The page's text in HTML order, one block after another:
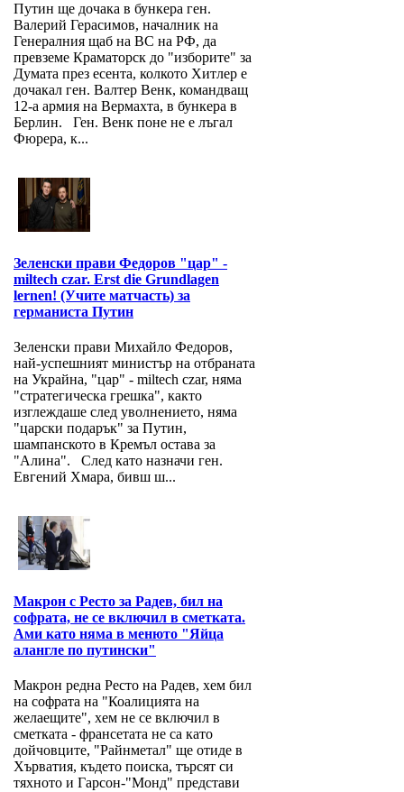
Путин ще дочака в бункера ген.
Валерий Герасимов, началник на
Генералния щаб на ВС на РФ, да
превземе Краматорск до "изборите" за
Думата през есента, колкото Хитлер е
дочакал ген. Валтер Венк, командващ
12-а армия на Вермахта, в бункера в
Берлин. Ген. Венк поне не е лъгал
Фюрера, к...
Зеленски прави Федоров "цар" -
miltech czar. Erst die Grundlagen
lernen! (Учите матчасть) за
германиста Путин
Зеленски прави Михайло Федоров,
най-успешният министър на отбраната
на Украйна, "цар" - miltech czar, няма
"стратегическа грешка", както
изглеждаше след уволнението, няма
"царски подарък" за Путин,
шампанското в Кремъл остава за
"Алина". След като назначи ген.
Евгений Хмара, бивш ш...
Макрон с Ресто за Радев, бил на
софрата, не се включил в сметката.
Ами като няма в менюто "Яйца
алангле по путински"
Макрон редна Ресто на Радев, хем бил
на софрата на "Коалицията на
желаещите", хем не се включил в
сметката - франсетата не са като
дойчовците, "Райнметал" ще отиде в
Хърватия, където поиска, търсят си
тяхното и Гарсон-"Монд" представи